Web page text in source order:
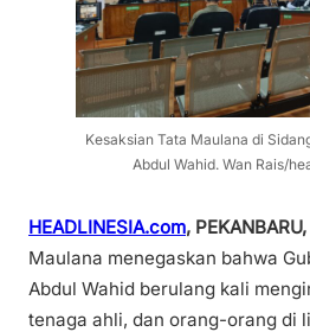
Kesaksian Tata Maulana di
Abdul Wahid. Wan Rais/
HEADLINESIA.com,
Maulana menegaskan bahwa
Abdul Wahid berulang kali
tenaga ahli, dan orang-orang di